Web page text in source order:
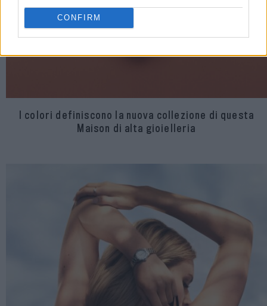
CONFIRM
I colori definiscono la nuova collezione di questa
Maison di alta gioielleria